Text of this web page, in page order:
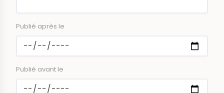
Publié après le
Publié avant le